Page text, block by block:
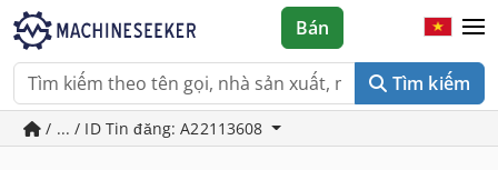
Tìm kiếm
Bán
/ ... / ID Tin đăng: A22113608